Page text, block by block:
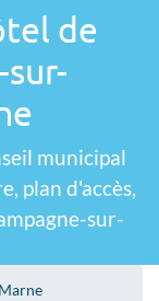
de
municipal
plan d'accès,
sur-